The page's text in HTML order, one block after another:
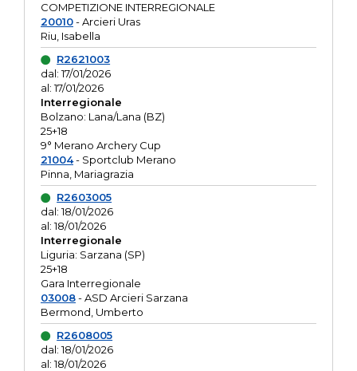
COMPETIZIONE INTERREGIONALE
20010- Arcieri Uras
Riu, Isabella
R2621003
dal: 17/01/2026
al: 17/01/2026
Interregionale
Bolzano: Lana/Lana (BZ)
25+18
9° Merano Archery Cup
21004- Sportclub Merano
Pinna, Mariagrazia
R2603005
dal: 18/01/2026
al: 18/01/2026
Interregionale
Liguria: Sarzana (SP)
25+18
Gara Interregionale
03008- ASD Arcieri Sarzana
Bermond, Umberto
R2608005
dal: 18/01/2026
al: 18/01/2026